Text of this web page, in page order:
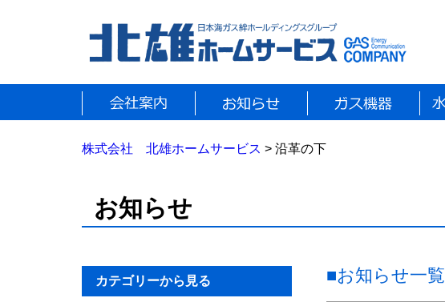
株式会社 北雄ホームサービス > 沿革の下
お知らせ
カテゴリーから見る ■お知らせ一覧